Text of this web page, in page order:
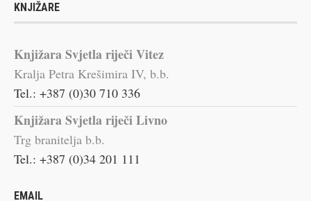
KNJIŽARE
Knjižara Svjetla riječi Vitez
Kralja Petra Krešimira IV, b.b.
Tel.: +387 (0)30 710 336
Knjižara Svjetla riječi Livno
Trg branitelja b.b.
Tel.: +387 (0)34 201 111
EMAIL